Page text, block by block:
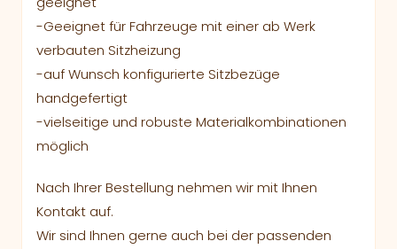
-Geeignet für Fahrzeuge mit einer ab Werk
verbauten Sitzheizung
-auf Wunsch konfigurierte Sitzbezüge
handgefertigt
-vielseitige und robuste Materialkombinationen
möglich
Nach Ihrer Bestellung nehmen wir mit Ihnen
Kontakt auf.
Wir sind Ihnen gerne auch bei der passenden